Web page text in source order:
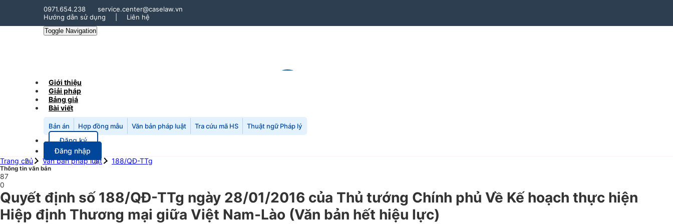
0971.654.238
service.center@caselaw.vn
Hướng dẫn sử dụng
Liên hệ
Toggle Navigation
Giới thiệu
Giải pháp
Bảng giá
Bài viết
Bản án Hợp đồng mẫu Văn bản pháp luật Tra cứu mã HS Thuật ngữ Pháp lý
Đăng ký
Đăng nhập
Trang chủ
Văn bản pháp luật 188/QĐ-TTg
Thông tin văn bản
87
0
Quyết định số 188/QĐ-TTg ngày 28/01/2016 của Thủ tướng Chính phủ Về Kế hoạch thực hiện
Hiệp định Thương mại giữa Việt Nam-Lào (Văn bản hết hiệu lực)